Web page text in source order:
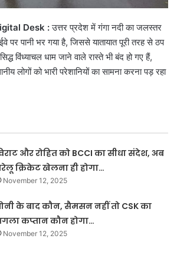
Desk :उत्तर प्रदेश में गंगा नदी का जलस्तर
पर पानी भर गया है, जिससे यातायात पूरी तरह से ठप
विंध्याचल धाम जाने वाले रास्ते भी बंद हो गए हैं,
लोगों को भारी परेशानियों का सामना करना पड़ रहा
और रोहित को BCCI का सीधा संदेश, अब
क्रिकेट खेलना ही होगा…
November 12, 2025
के बाद कौन, सैमसन नहीं तो CSK का
कप्तान कौन होगा…
November 12, 2025